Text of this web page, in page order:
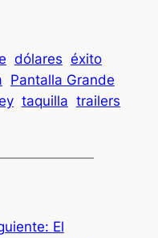
dólares éxito
Pantalla Grande
taquilla trailers
El